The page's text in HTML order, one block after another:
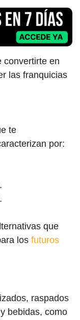
convertirte en
las franquicias
te
por:
que
los futuros
raspados
bebidas, como